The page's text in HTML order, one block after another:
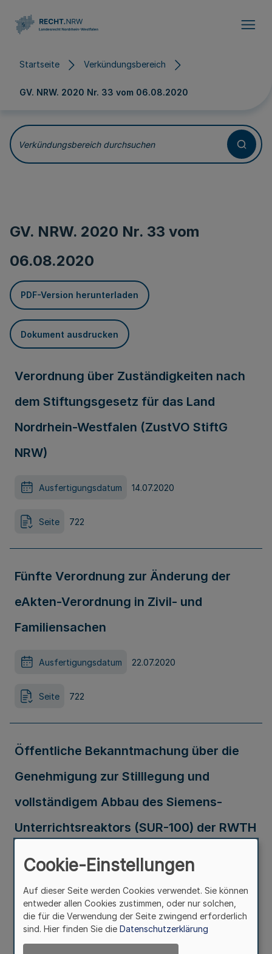
Startseite Verkündungsbereich
GV. NRW. 2020 Nr. 33 vom 06.08.2020
Verkündungsbereich durchsuchen
GV. NRW. 2020 Nr. 33 vom
06.08.2020
PDF-Version herunterladen
Dokument ausdrucken
Verordnung über Zuständigkeiten nach
dem Stiftungsgesetz für das Land
Nordrhein-Westfalen (ZustVO StiftG
NRW)
Ausfertigungsdatum 14.07.2020
Seite 722
Fünfte Verordnung zur Änderung der
eAkten-Verordnung in Zivil- und
Familiensachen
Ausfertigungsdatum 22.07.2020
Seite 722
Öffentliche Bekanntmachung über die
Genehmigung zur Stilllegung und
vollständigem Abbau des Siemens-
Unterrichtsreaktors (SUR-100) der RWTH
Ausfertigungsdatum 06.08.2020
Cookie-Einstellungen
Auf dieser Seite werden Cookies verwendet. Sie können
entweder allen Cookies zustimmen, oder nur solchen,
die für die Verwendung der Seite zwingend erforderlich
sind. Hier finden Sie die Datenschutzerklärung